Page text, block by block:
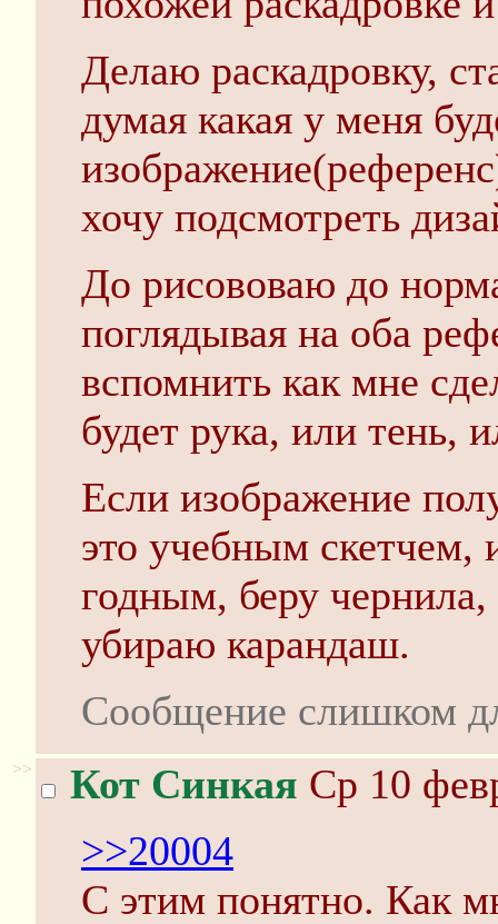
Делаю раскадровку,
думая какая у меня
хочу подсмотреть
До рисововаю до
поглядывая на оба
вспомнить как мне
будет рука, или тень,
Если изображение
это учебным
годным, беру
убираю карандаш.
Сообщение слишком
>> Кот Синкая Ср 10
>>20004
С этим понятно. Как